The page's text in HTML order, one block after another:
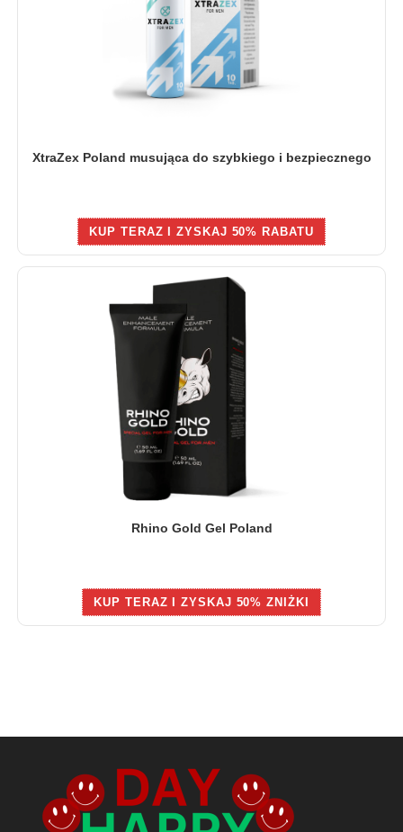
XtraZex Poland musująca do szybkiego i bezpiecznego
KUP TERAZ I ZYSKAJ 50% RABATU
Rhino Gold Gel Poland
KUP TERAZ I ZYSKAJ 50% ZNIŻKI